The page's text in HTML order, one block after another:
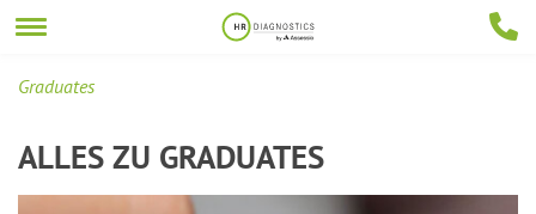
Graduates
ALLES ZU GRADUATES